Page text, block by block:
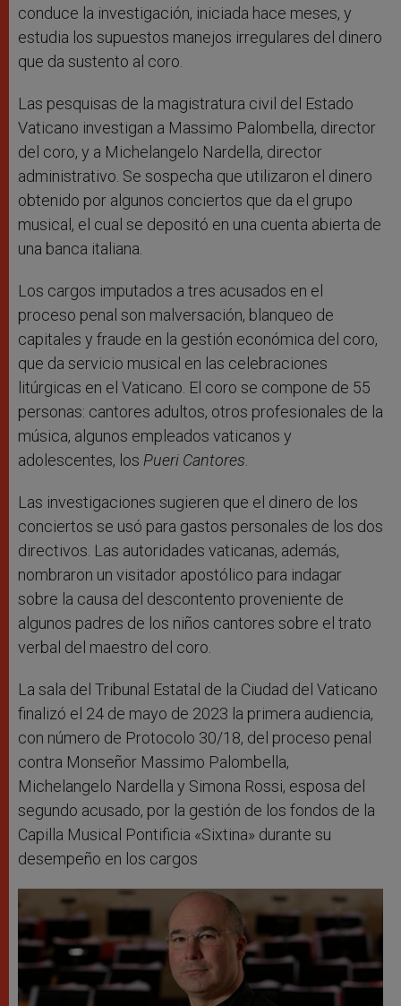
conduce la investigación, iniciada hace meses, y
estudia los supuestos manejos irregulares del dinero
que da sustento al coro.
Las pesquisas de la magistratura civil del Estado
Vaticano investigan a Massimo Palombella, director
del coro, y a Michelangelo Nardella, director
administrativo. Se sospecha que utilizaron el dinero
obtenido por algunos conciertos que da el grupo
musical, el cual se depositó en una cuenta abierta de
una banca italiana.
Los cargos imputados a tres acusados en el
proceso penal son malversación, blanqueo de
capitales y fraude en la gestión económica del coro,
que da servicio musical en las celebraciones
litúrgicas en el Vaticano. El coro se compone de 55
personas: cantores adultos, otros profesionales de la
música, algunos empleados vaticanos y
adolescentes, los Pueri Cantores.
Las investigaciones sugieren que el dinero de los
conciertos se usó para gastos personales de los dos
directivos. Las autoridades vaticanas, además,
nombraron un visitador apostólico para indagar
sobre la causa del descontento proveniente de
algunos padres de los niños cantores sobre el trato
verbal del maestro del coro.
La sala del Tribunal Estatal de la Ciudad del Vaticano
finalizó el 24 de mayo de 2023 la primera audiencia,
con número de Protocolo 30/18, del proceso penal
contra Monseñor Massimo Palombella,
Michelangelo Nardella y Simona Rossi, esposa del
segundo acusado, por la gestión de los fondos de la
Capilla Musical Pontificia «Sixtina» durante su
desempeño en los cargos